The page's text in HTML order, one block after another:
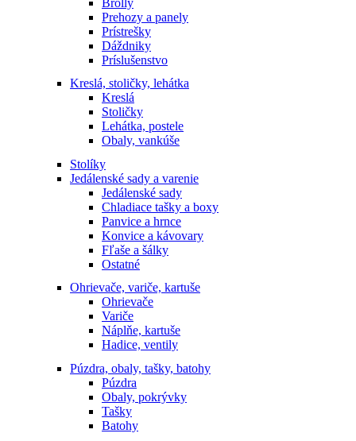
Prehozy a panely
Prístrešky
Dáždniky
Príslušenstvo
Kreslá, stoličky, lehátka
Kreslá
Stoličky
Lehátka, postele
Obaly, vankúše
Stolíky
Jedálenské sady a varenie
Jedálenské sady
Chladiace tašky a boxy
Panvice a hrnce
Konvice a kávovary
Fľaše a šálky
Ostatné
Ohrievače, variče, kartuše
Ohrievače
Variče
Náplňe, kartuše
Hadice, ventily
Púzdra, obaly, tašky, batohy
Púzdra
Obaly, pokrývky
Tašky
Batohy